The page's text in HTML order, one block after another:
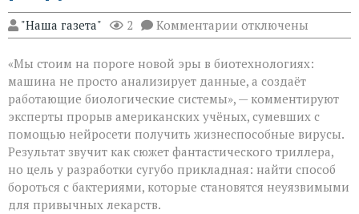
"Наша газета" 2 Комментарии к
записи
научился
писать
вирусы — но
для
разрушения,
а
для
спасения»
отключены
«Мы стоим на пороге новой эры в биотехнологиях:
машина не просто анализирует данные, а создаёт
работающие биологические системы», — комментируют
эксперты прорыв американских учёных, сумевших с
помощью нейросети получить жизнеспособные вирусы.
Результат звучит как сюжет фантастического триллера,
но цель у разработки сугубо прикладная: найти способ
бороться с бактериями, которые становятся неуязвимыми
для привычных лекарств.